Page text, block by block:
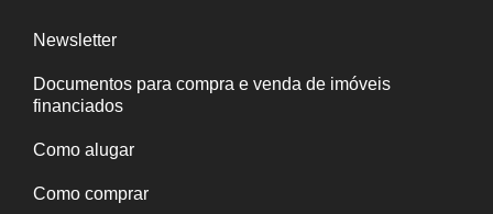
Newsletter
Documentos para compra e venda de imóveis
financiados
Como alugar
Como comprar